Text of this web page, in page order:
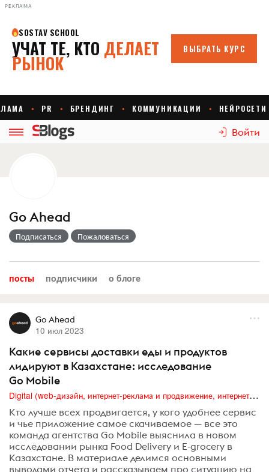
РЕКЛАМА
Войти
Go Ahead
Подписаться Пожаловаться
посты подписчики о блоге
Go Ahead
10 июл 2023
Какие сервисы доставки еды и продуктов
лидируют в Казахстане: исследование
Go Mobile
Digital (web-дизайн, интернет-реклама и продвижение, интернет-сообщества и блоги, интернет-коммуникации, мобильный маркетинг, реклама на цифровых экранах)
Кто лучше всех продвигается, у кого удобнее сервис
и чье приложение самое скачиваемое — все это
команда агентства Go Mobile выяснила в новом
исследовании рынка Food Delivery и E-grocery в
Казахстане. В материале делимся основными
выводами отчета и рассказываем про ситуацию на